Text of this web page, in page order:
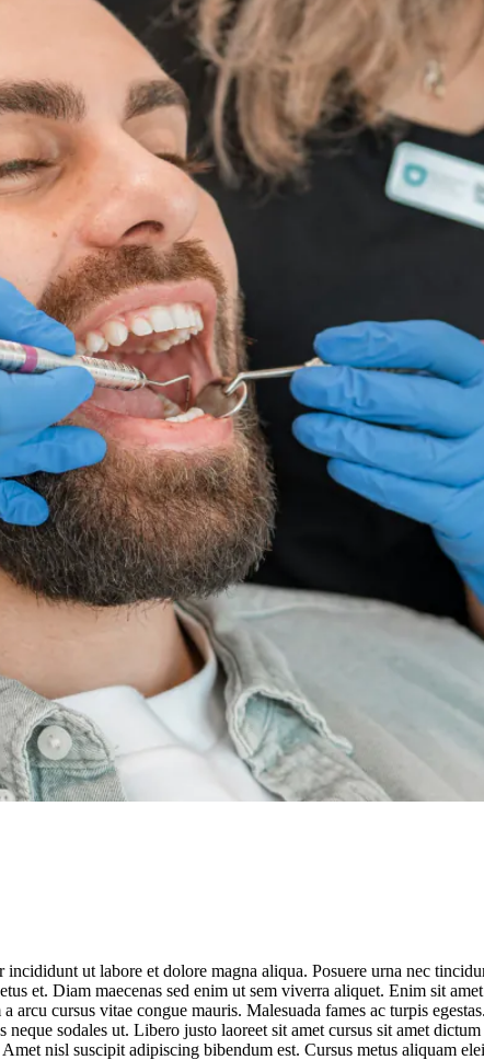
ut labore et dolore magna aliqua. Posuere urna nec
et. Diam maecenas sed enim ut sem viverra aliquet. Enim sit
cursus vitae congue mauris. Malesuada fames ac turpis
sodales ut. Libero justo laoreet sit amet cursus sit amet
nisl suscipit adipiscing bibendum est. Cursus metus aliquam